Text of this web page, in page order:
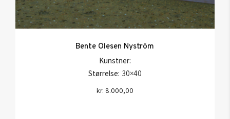
Bente Olesen Nyström
Kunstner:
Størrelse: 30×40
kr. 8.000,00